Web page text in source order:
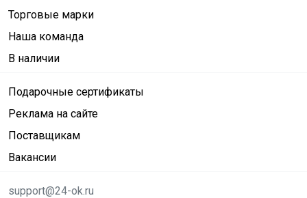
Торговые марки
Наша команда
В наличии
Подарочные сертификаты
Реклама на сайте
Поставщикам
Вакансии
support@24-ok.ru